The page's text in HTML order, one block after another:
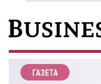
ГАЗЕТА